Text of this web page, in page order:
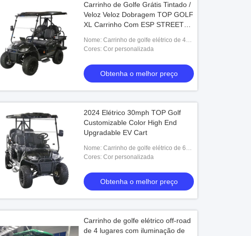
Carrinho de Golfe Grátis Tintado /
Veloz Veloz Dobragem TOP GOLF
XL Carrinho Com ESP STREET
Nome: Carrinho de golfe elétrico de 4
lugares
Cores: Cor personalizada
Obtenha o melhor preço
2024 Elétrico 30mph TOP Golf
Customizable Color High End
Upgradable EV Cart
Nome: Carrinho de golfe elétrico de 6
Seaters
Cores: Cor personalizada
Obtenha o melhor preço
Carrinho de golfe elétrico off-road
de 4 lugares com iluminação de